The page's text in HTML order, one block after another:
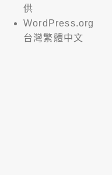
供
WordPress.org
台灣繁體中文